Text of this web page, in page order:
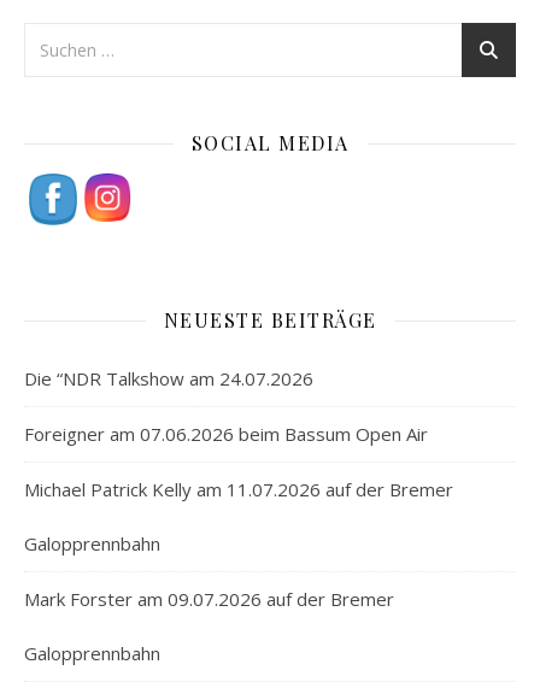
SOCIAL MEDIA
NEUESTE BEITRÄGE
Die “NDR Talkshow am 24.07.2026
Foreigner am 07.06.2026 beim Bassum Open Air
Michael Patrick Kelly am 11.07.2026 auf der Bremer
Galopprennbahn
Mark Forster am 09.07.2026 auf der Bremer
Galopprennbahn